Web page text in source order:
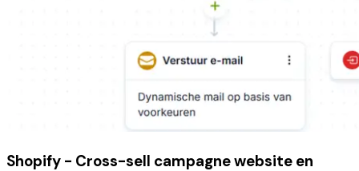
Shopify - Cross-sell campagne website en